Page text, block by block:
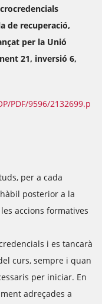
de recuperació,
per la Unió
21, inversió 6,
PDF/9596/2132699.p
per a cada
posterior a la
accions formatives
i es tancarà
curs, sempre i quan
per iniciar. En
adreçades a